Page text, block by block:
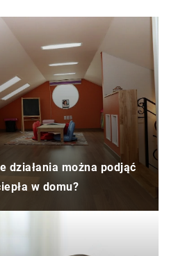
działania można podjąć
w domu?